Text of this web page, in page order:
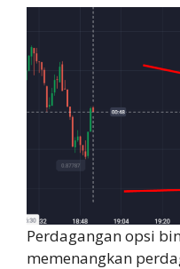
Perdagangan opsi
memenangkan